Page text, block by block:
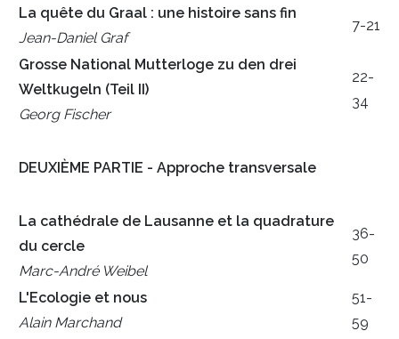
La quête du Graal : une histoire sans fin
Jean-Daniel Graf
7-21
Grosse National Mutterloge zu den drei
Weltkugeln (Teil II)
Georg Fischer
22-
34
DEUXIÈME PARTIE - Approche transversale
La cathédrale de Lausanne et la quadrature
du cercle
Marc-André Weibel
36-
50
L'Ecologie et nous
Alain Marchand
51-
59